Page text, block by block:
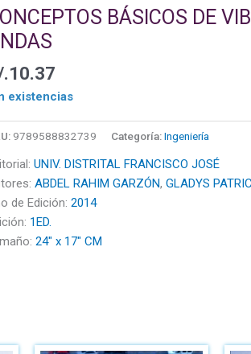
BÁSICOS DE
10.37
existencias
9789588832739 Categoría:Ingeniería
UNIV. DISTRITAL FRANCISCO JOSÉ
ABDEL RAHIM GARZÓN, GLADYS
de Edición: 2014
1ED.
24" x 17" CM